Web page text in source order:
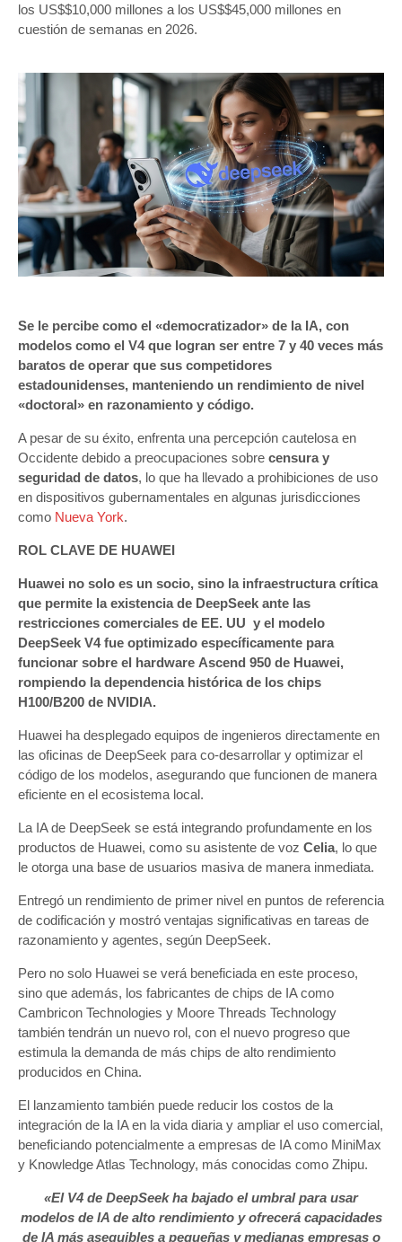
los US$$10,000 millones a los US$$45,000 millones en
cuestión de semanas en 2026.
Se le percibe como el «democratizador» de la IA, con
modelos como el V4 que logran ser entre 7 y 40 veces más
baratos de operar que sus competidores
estadounidenses, manteniendo un rendimiento de nivel
«doctoral» en razonamiento y código.
A pesar de su éxito, enfrenta una percepción cautelosa en
Occidente debido a preocupaciones sobre censura y
seguridad de datos, lo que ha llevado a prohibiciones de uso
en dispositivos gubernamentales en algunas jurisdicciones
como Nueva York.
ROL CLAVE DE HUAWEI
Huawei no solo es un socio, sino la infraestructura crítica
que permite la existencia de DeepSeek ante las
restricciones comerciales de EE. UU y el modelo
DeepSeek V4 fue optimizado específicamente para
funcionar sobre el hardware Ascend 950 de Huawei,
rompiendo la dependencia histórica de los chips
H100/B200 de NVIDIA.
Huawei ha desplegado equipos de ingenieros directamente en
las oficinas de DeepSeek para co-desarrollar y optimizar el
código de los modelos, asegurando que funcionen de manera
eficiente en el ecosistema local.
La IA de DeepSeek se está integrando profundamente en los
productos de Huawei, como su asistente de voz Celia, lo que
le otorga una base de usuarios masiva de manera inmediata.
Entregó un rendimiento de primer nivel en puntos de referencia
de codificación y mostró ventajas significativas en tareas de
razonamiento y agentes, según DeepSeek.
Pero no solo Huawei se verá beneficiada en este proceso,
sino que además, los fabricantes de chips de IA como
Cambricon Technologies y Moore Threads Technology
también tendrán un nuevo rol, con el nuevo progreso que
estimula la demanda de más chips de alto rendimiento
producidos en China.
El lanzamiento también puede reducir los costos de la
integración de la IA en la vida diaria y ampliar el uso comercial,
beneficiando potencialmente a empresas de IA como MiniMax
y Knowledge Atlas Technology, más conocidas como Zhipu.
«El V4 de DeepSeek ha bajado el umbral para usar
modelos de IA de alto rendimiento y ofrecerá capacidades
de IA más asequibles a pequeñas y medianas empresas o